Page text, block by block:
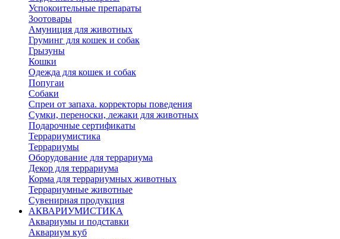
Успокоительные препараты
Зоотовары
Амуниция для животных
Груминг для кошек и собак
Грызуны
Кошки
Одежда для кошек и собак
Попугаи
Собаки
Спреи от запаха. корректоры поведения
Сумки, переноски, лежаки для животных
Подарочные сертификаты
Террариумистика
Террариумы
Оборудование для террариума
Декор для террариума
Корма для террариумных животных
Террариумные животные
Сувенирная продукция
АКВАРИУМИСТИКА
Аквариумы и подставки
Аквариум куб